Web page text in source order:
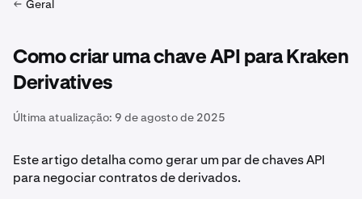
Geral
Como criar uma chave API para Kraken
Derivatives
Última atualização: 9 de agosto de 2025
Este artigo detalha como gerar um par de chaves API
para negociar contratos de derivados.